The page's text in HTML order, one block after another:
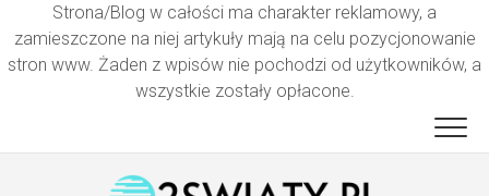
Strona/Blog w całości ma charakter reklamowy, a
zamieszczone na niej artykuły mają na celu pozycjonowanie
stron www. Żaden z wpisów nie pochodzi od użytkowników, a
wszystkie zostały opłacone.